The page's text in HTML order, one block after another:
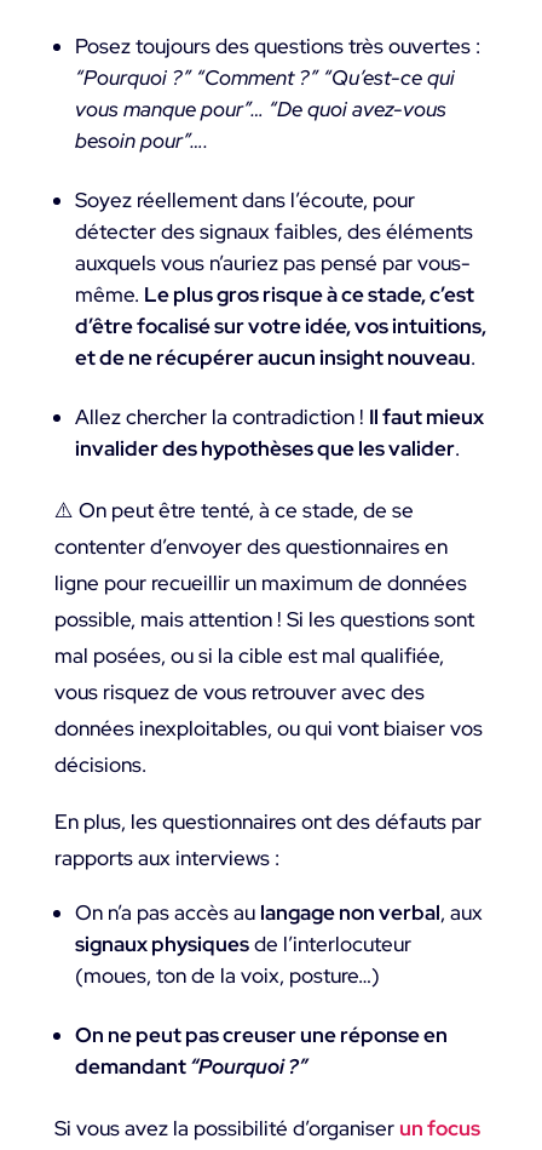
Posez toujours des questions très ouvertes :
“Pourquoi ?” “Comment ?” “Qu’est-ce qui
vous manque pour”… “De quoi avez-vous
besoin pour”….
Soyez réellement dans l’écoute, pour
détecter des signaux faibles, des éléments
auxquels vous n’auriez pas pensé par vous-
même. Le plus gros risque à ce stade, c’est
d’être focalisé sur votre idée, vos intuitions,
et de ne récupérer aucun insight nouveau.
Allez chercher la contradiction ! Il faut mieux
invalider des hypothèses que les valider.
⚠️ On peut être tenté, à ce stade, de se
contenter d’envoyer des questionnaires en
ligne pour recueillir un maximum de données
possible, mais attention ! Si les questions sont
mal posées, ou si la cible est mal qualifiée,
vous risquez de vous retrouver avec des
données inexploitables, ou qui vont biaiser vos
décisions.
En plus, les questionnaires ont des défauts par
rapports aux interviews :
On n’a pas accès au langage non verbal, aux
signaux physiquesde l’interlocuteur
(moues, ton de la voix, posture…)
On ne peut pas creuser une réponse en
demandant“Pourquoi ?”
Si vous avez la possibilité d’organiser un focus